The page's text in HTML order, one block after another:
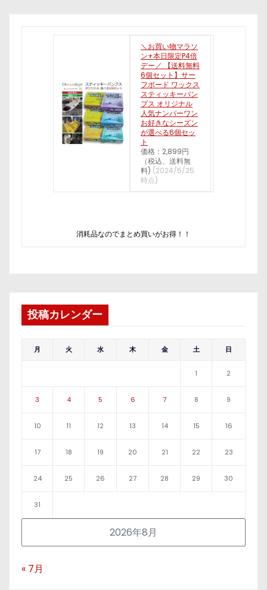
＼お買い物マラソ
ン+本日限定P4倍
デー／ 【送料無料
6個セット】サー
フボード ワックス
スティッキーバン
プス オリジナル
人気ナンバーワン
お好きなシーズン
が選べる6個セッ
ト
価格：2,899円
（税込、送料無
料) (2024/5/25
時点)
消耗品なのでまとめ買いがお得！！
投稿カレンダー
2026年8月
月 火 水 木 金 土 日
1 2
3 4 5 6 7 8 9
10 11 12 13 14 15 16
17 18 19 20 21 22 23
24 25 26 27 28 29 30
31
« 7月